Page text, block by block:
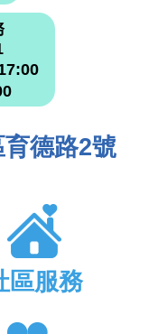
德路2號
區服務